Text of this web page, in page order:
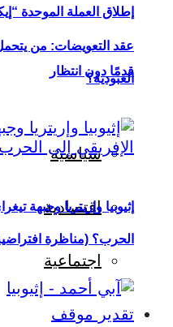
قدمًا دون انتظار
سياسية
اقتصادية
اجتماعية
تقدير موقف
عقد التعويضات: من
العبودية؟
إثيوبيا وإريتريا وجبهة
الحرب؟ (مناظرة